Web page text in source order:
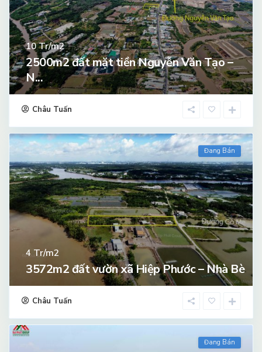
10Tr/m2
2500m2 đất mặt tiền Nguyễn Văn Tạo –
N...
Châu Tuấn
Đang Bán
4 Tr/m2
3572m2 đất vườn xã Hiệp Phước – Nhà Bè
Châu Tuấn
Đang Bán